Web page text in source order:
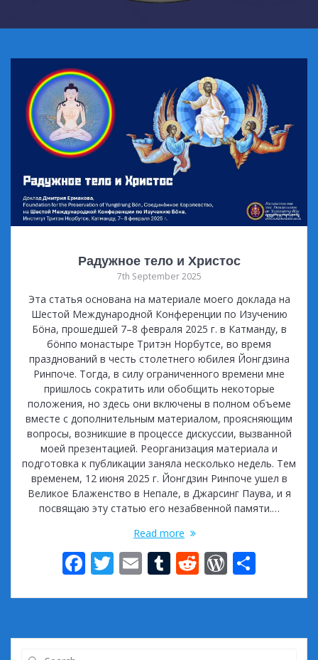
Радужное тело и Христос
7th September 2025
Эта статья основана на материале моего доклада на
Шестой Международной Конференции по Изучению
Бöна, прошедшей 7–8 февраля 2025 г. в Катманду, в
бöнпо монастыре Тритэн Норбутсе, во время
празднований в честь столетнего юбилея Йонгдзина
Ринпоче. Тогда, в силу ограниченного времени мне
пришлось сократить или обобщить некоторые
положения, но здесь они включены в полном объеме
вместе с дополнительным материалом, проясняющим
вопросы, возникшие в процессе дискуссии, вызванной
моей презентацией. Реорганизация материала и
подготовка к публикации заняла несколько недель. Тем
временем, 12 июня 2025 г. Йонгдзин Ринпоче ушел в
Великое Блаженство в Непале, в Джарсинг Паува, и я
посвящаю эту статью его незабвенной памяти.…
Read more
F
ac
e
b
T
w
itt
er
E
m
ai
l
T
u
m
bl
R
e
d
di
W
or
d
Pr
ar
e